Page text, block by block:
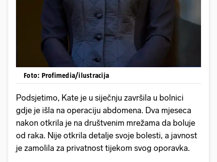
Foto: Profimedia/ilustracija
Podsjetimo, Kate je u siječnju završila u bolnici
gdje je išla na operaciju abdomena. Dva mjeseca
nakon otkrila je na društvenim mrežama da boluje
od raka. Nije otkrila detalje svoje bolesti, a javnost
je zamolila za privatnost tijekom svog oporavka.